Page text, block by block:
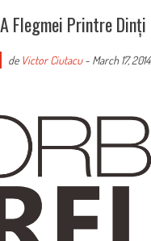
Flegmei Printre Dinți
de Victor Ciutacu- March 17, 2014